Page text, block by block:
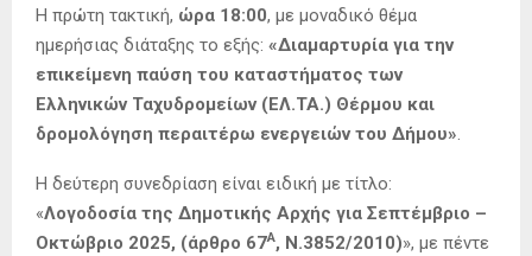
Η πρώτη τακτική, ώρα 18:00, με μοναδικό θέμα
ημερήσιας διάταξης το εξής: «Διαμαρτυρία για την
επικείμενη παύση του καταστήματος των
Ελληνικών Ταχυδρομείων (ΕΛ.ΤΑ.) Θέρμου και
δρομολόγηση περαιτέρω ενεργειών του Δήμου».
Η δεύτερη συνεδρίαση είναι ειδική με τίτλο:
«Λογοδοσία της Δημοτικής Αρχής για Σεπτέμβριο –
Οκτώβριο 2025, (άρθρο 67Α, Ν.3852/2010)», με πέντε